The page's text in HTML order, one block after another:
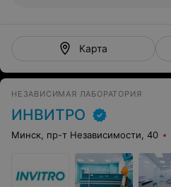
Карта
НЕЗАВИСИМАЯ ЛАБОРАТОРИЯ
ИНВИТРО
Минск, пр-т Независимости, 40